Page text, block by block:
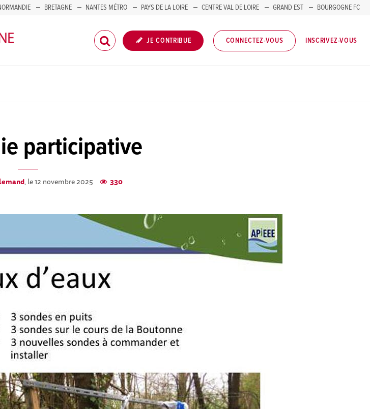
BRETAGNE NANTES MÉTRO PAYS DE LA LOIRE CENTRE VAL DE LOIRE GRAND EST
BOURGOGNE FC
JE CONTRIBUE CONNECTEZ-VOUS INSCRIVEZ-VOUS
participative
, le 12 novembre 2025 330